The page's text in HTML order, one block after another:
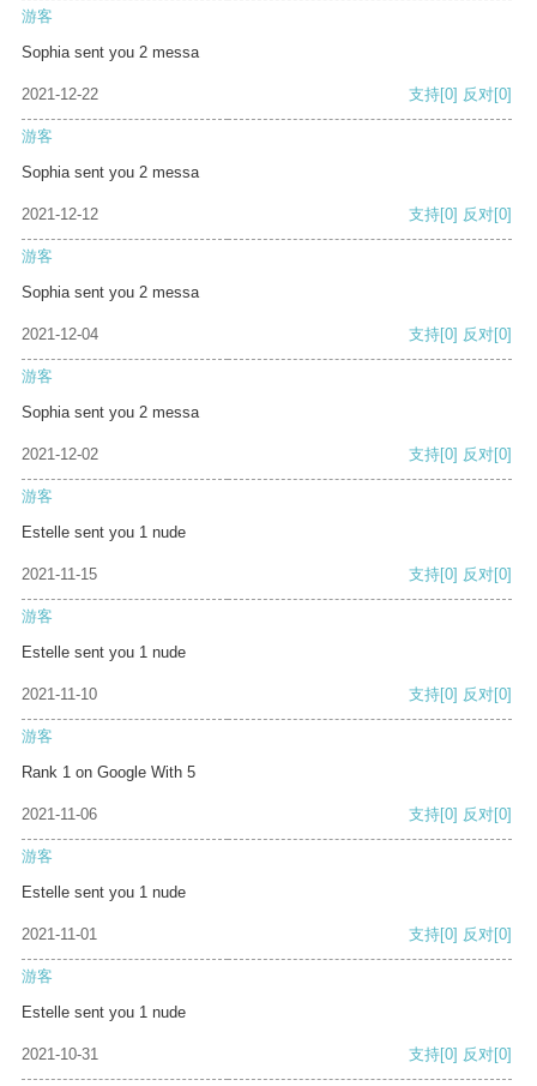
游客
Sophia sent you 2 messa
2021-12-22 支持[0] 反对[0]
游客
Sophia sent you 2 messa
2021-12-12 支持[0] 反对[0]
游客
Sophia sent you 2 messa
2021-12-04 支持[0] 反对[0]
游客
Sophia sent you 2 messa
2021-12-02 支持[0] 反对[0]
游客
Estelle sent you 1 nude
2021-11-15 支持[0] 反对[0]
游客
Estelle sent you 1 nude
2021-11-10 支持[0] 反对[0]
游客
Rank 1 on Google With 5
2021-11-06 支持[0] 反对[0]
游客
Estelle sent you 1 nude
2021-11-01 支持[0] 反对[0]
游客
Estelle sent you 1 nude
2021-10-31 支持[0] 反对[0]